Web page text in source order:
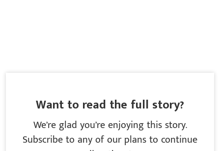
Want to read the full story?
We’re glad you’re enjoying this story.
Subscribe to any of our plans to continue